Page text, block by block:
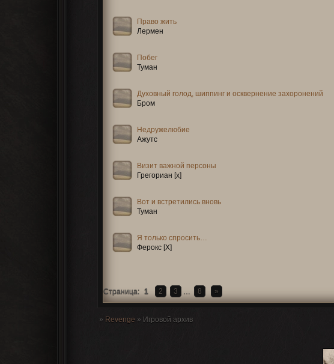
Право жить
Лермен
Побег
Туман
Духовный голод, шиппинг и осквернение захоронений
Бром
Недружелюбие
Ажутс
Визит важной персоны
Грегориан [x]
Вот и встретились вновь
Туман
Я только спросить…
Ферокс [X]
Страница: 1 2 3 … 8 »
» Revenge » Игровой архив